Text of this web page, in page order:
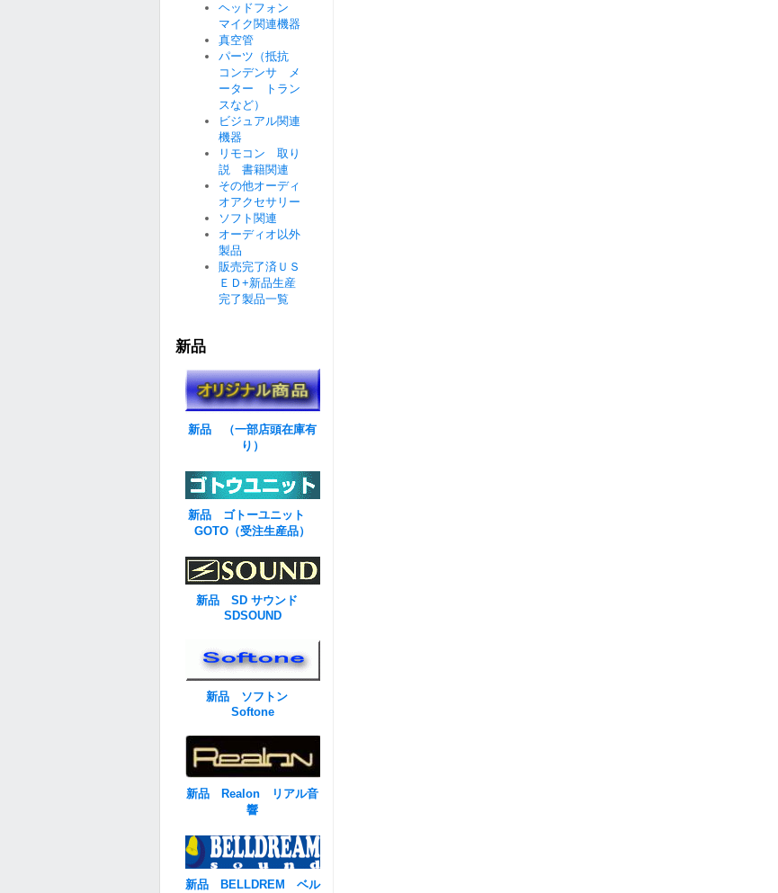
ヘッドフォン
マイク関連機器
真空管
パーツ（抵抗
コンデンサ メ
ーター トラン
スなど）
ビジュアル関連
機器
リモコン 取り
説 書籍関連
その他オーディ
オアクセサリー
ソフト関連
オーディオ以外
製品
販売完了済ＵＳ
ＥＤ+新品生産
完了製品一覧
新品
新品 （一部店頭在庫有
り）
新品 ゴトーユニット
GOTO（受注生産品）
新品 SD サウンド
SDSOUND
新品 ソフトン
Softone
新品 Realon リアル音
響
新品 BELLDREM ベル